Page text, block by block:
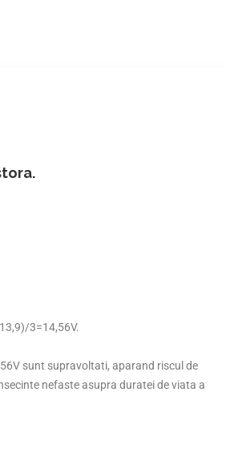
3=14,56V.
sunt supravoltati, aparand riscul de
nefaste asupra duratei de viata a